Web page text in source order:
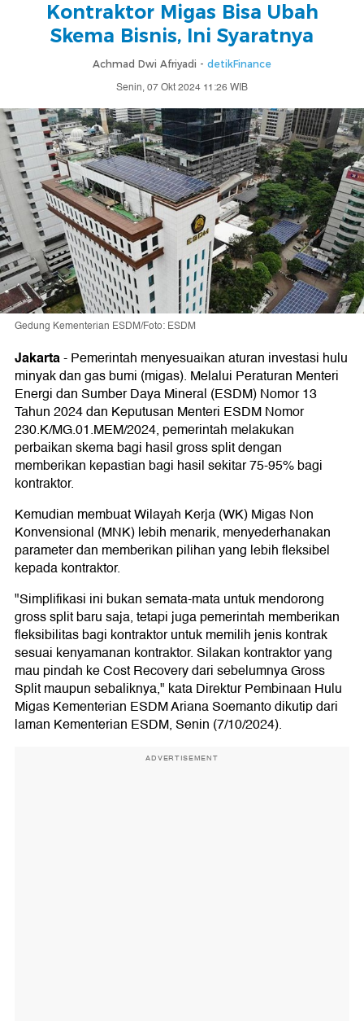
Kontraktor Migas Bisa Ubah
Skema Bisnis, Ini Syaratnya
Achmad Dwi Afriyadi - detikFinance
Senin, 07 Okt 2024 11:26 WIB
Gedung Kementerian ESDM/Foto: ESDM
Jakarta-Pemerintah menyesuaikan aturan investasi hulu
minyak dan gas bumi (migas). Melalui Peraturan Menteri
Energi dan Sumber Daya Mineral (ESDM) Nomor 13
Tahun 2024 dan Keputusan Menteri ESDM Nomor
230.K/MG.01.MEM/2024, pemerintah melakukan
perbaikan skema bagi hasil gross split dengan
memberikan kepastian bagi hasil sekitar 75-95% bagi
kontraktor.
Kemudian membuat Wilayah Kerja (WK) Migas Non
Konvensional (MNK) lebih menarik, menyederhanakan
parameter dan memberikan pilihan yang lebih fleksibel
kepada kontraktor.
"Simplifikasi ini bukan semata-mata untuk mendorong
gross split baru saja, tetapi juga pemerintah memberikan
fleksibilitas bagi kontraktor untuk memilih jenis kontrak
sesuai kenyamanan kontraktor. Silakan kontraktor yang
mau pindah ke Cost Recovery dari sebelumnya Gross
Split maupun sebaliknya," kata Direktur Pembinaan Hulu
Migas Kementerian ESDM Ariana Soemanto dikutip dari
laman Kementerian ESDM, Senin (7/10/2024).
ADVERTISEMENT